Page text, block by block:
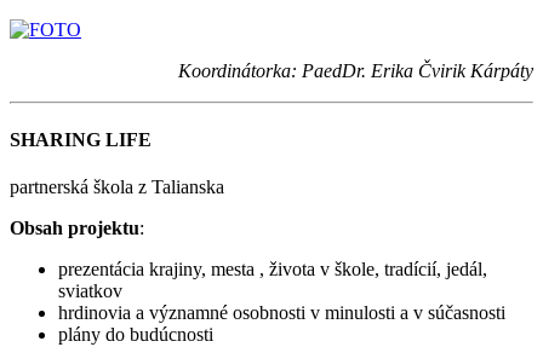
Koordinátorka: PaedDr. Erika Čvirik Kárpáty
SHARING LIFE
partnerská škola z Talianska
Obsah projektu:
prezentácia krajiny, mesta , života v škole, tradícií, jedál,
sviatkov
hrdinovia a významné osobnosti v minulosti a v súčasnosti
plány do budúcnosti